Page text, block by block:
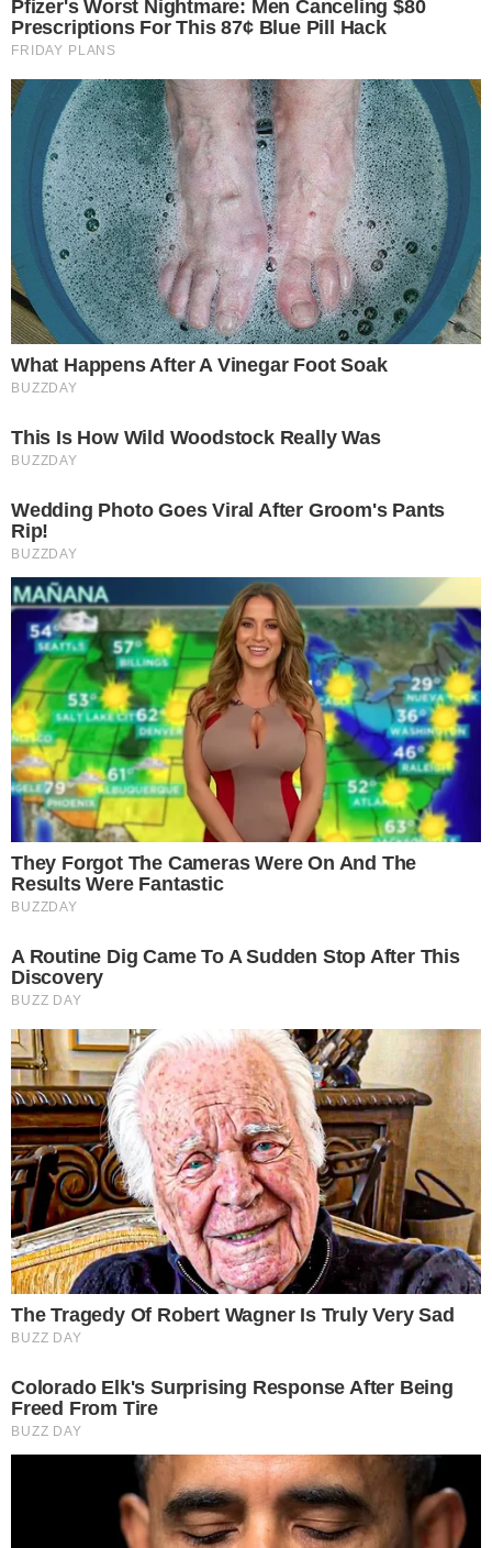
สูตรนี้สำหรับกระทะสแตนเลส เพียงผสมน้ำย าล้างจานกับน้ำร้อนเข้า
ด้วยกันแล้วนำไปใช้เช็ดล้างกระทะที่มีคราบดำ จะช่วยให้คราบดำ
ด้วยก็ได้
ทั้ง 8 วิธีการล้างกระทะที่มีคราบไหม้เกาะแน่น ล้างออกย า ก
เป็นการใช้ของในบ้านที่มีอยู่แล้วมาช่วยทำให้งานล้างกระทะง่ายดาย
ขึ้นโดยไม่ต้องซื้อกระทะใหม่หรือน้ำย าใดๆเพื่อล้างคราบไหม้อีกด้วย
ลองทำตามดูรับรองได้ผลทุกบ้านแน่นอน
เรียบเรียงโดย krustory